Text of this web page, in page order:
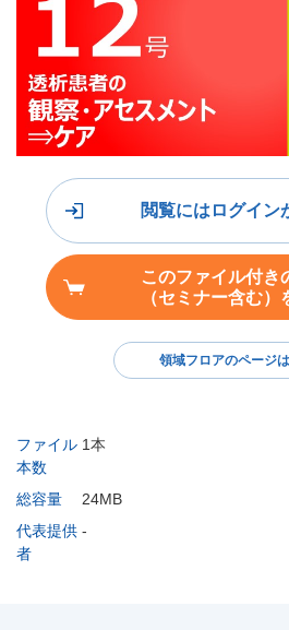
ファイル
本数
1本
総容量
24MB
代表提供
者
-
閲覧にはログイン
このファイル付き
（セミナー含む）
領域フロアのページ